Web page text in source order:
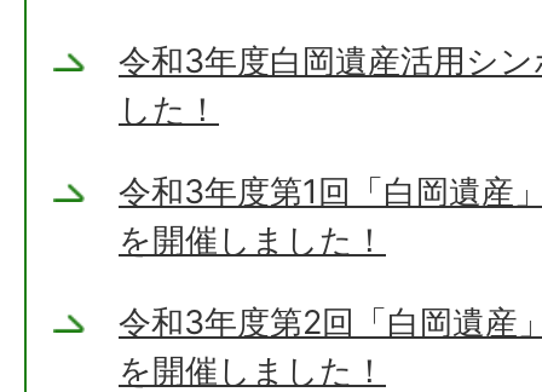
令和3年度白岡遺産活用シ
した！
令和3年度第1回「白岡遺産
を開催しました！
令和3年度第2回「白岡遺産
を開催しました！